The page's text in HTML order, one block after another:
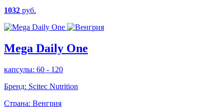
1032 руб.
Mega Daily One
капсулы: 60 - 120
Бренд: Scitec Nutrition
Страна: Венгрия